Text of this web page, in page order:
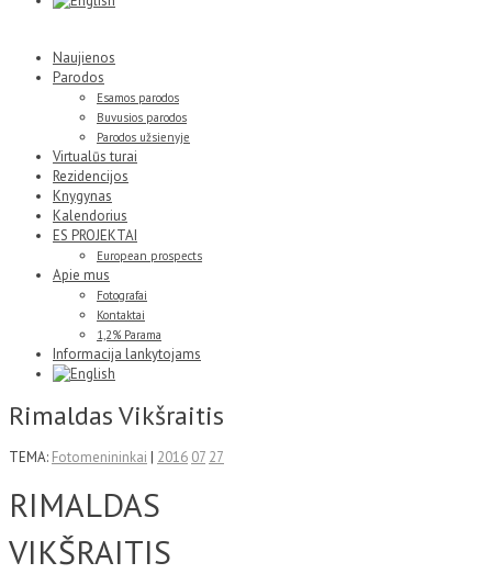
Naujienos
Parodos
Esamos parodos
Buvusios parodos
Parodos užsienyje
Virtualūs turai
Rezidencijos
Knygynas
Kalendorius
ES PROJEKTAI
European prospects
Apie mus
Fotografai
Kontaktai
1,2% Parama
Informacija lankytojams
Rimaldas Vikšraitis
TEMA: Fotomenininkai | 2016 07 27
RIMALDAS
VIKŠRAITIS